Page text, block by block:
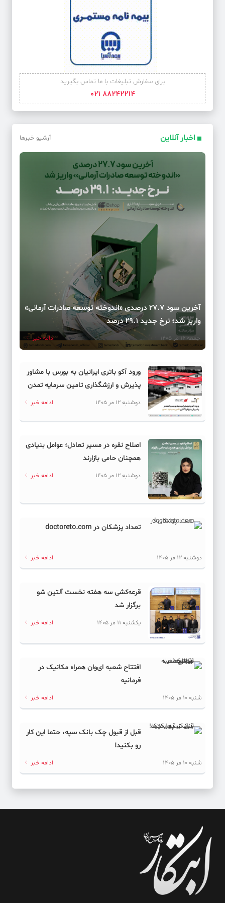
�������سهراب پورناظری عضو آکادمی گرمی شد
مدیران کوتاه قامت علیه آینده فوتبال!
موتورسیکلت‌ها پشت درِ طرح ترافیک
از اصغر فرهادی تا وودی هارلسون در سارایوو
جاماندگان در میدان
داروهای کمیاب بیشتر در دست دلالان است تا بیماران
تهران کوتاه نیامد، واشنگتن عقب نشست
دلار آزاد در فاز انتظاری
کد خبر: 62039
قلعه‌نویی
کد خبر: 62038
رویاپردازی تاج و دارو دسته اش برای فوتبال ایران
مسدودسازی بی‌مرجع
کد خبر: 62031
انتشار «رحمت واسعه خدا؛ حضرت سیدالشهدا (ع)» به قلم آیت
الله کریمی جهرمی
کد خبر: 62034
کد خبر: 62068
کد خبر: 62054
بهار تلخ بازار کار
کد خبر: 62061
سالن ۱۸ هزار نفری به جای سالن ۱۲ هزار نفری آزادی
دژاگه طراح تمرینات لوسیل قطر
آخرین وضعیت ذخایر میگوی دریایی استان بوشهر در سال ۱۴۰۵
کد خبر: 61991
برای حل موانع در بخش‌های صنعت، گردشگری و کشاورزی استان
معطل نمی‌مانیم
کد خبر: 61999
برای سفارش تبلیغات با ما تماس بگیرید
88242214 021
اخبار آنلاین آرشیو خبرها
آخرین سود ۲۷.۷ درصدی «اندوخته توسعه صادرات آرمانی»
واریز شد؛ نرخ جدید ۲۹.۱ درصد
جمعه 16 مر 1405 ادامه خبر
ورود آکو باتری ایرانیان به بورس با مشاور
پذیرش و ارزشگذاری تامین سرمایه تمدن
دوشنبه 12 مر 1405 ادامه خبر
اصلاح نقره در مسیر تعادل؛ عوامل بنیادی
همچنان حامی بازارند
دوشنبه 12 مر 1405 ادامه خبر
تعداد پزشکان در doctoreto.com
دوشنبه 12 مر 1405 ادامه خبر
قرعه‌کشی سه هفته نخست آلتین شو
برگزار شد
یکشنبه 11 مر 1405 ادامه خبر
افتتاح شعبه ای‌وان همراه مکانیک در
فرمانیه
شنبه 10 مر 1405 ادامه خبر
قبل از قبول چک بانک سپه، حتما این کار
رو بکنید!
شنبه 10 مر 1405 ادامه خبر